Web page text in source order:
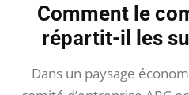
Comment le
répartit-il les
Dans un paysage